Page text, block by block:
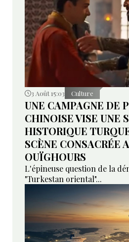
3 Août 15:03 Culture
UNE CAMPAGNE DE
CHINOISE VISE UNE
HISTORIQUE
SCÈNE CONSACRÉE
OUÏGHOURS
L'épineuse question de la
"Turkestan oriental"...